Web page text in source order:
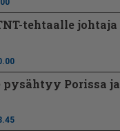
tehtaalle johtaja
pysähtyy Porissa ja